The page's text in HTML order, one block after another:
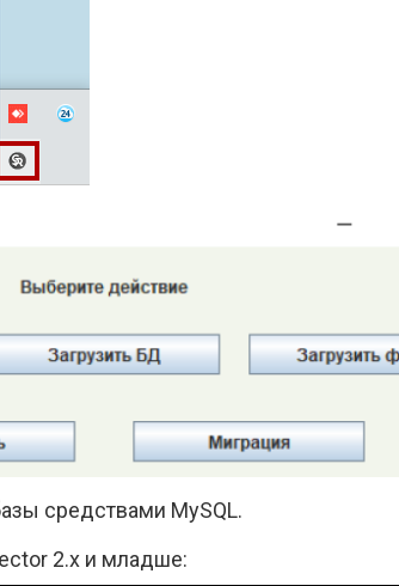
средствами MySQL.
2.х и младше: